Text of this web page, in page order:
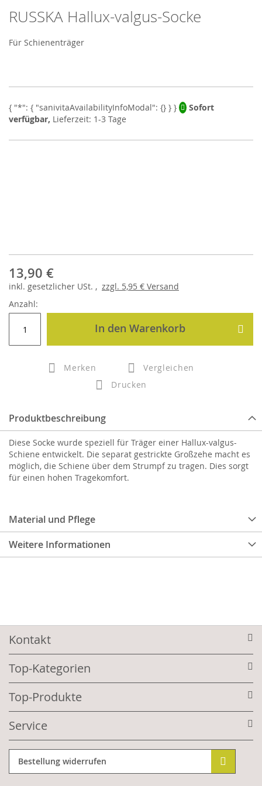
Skip
to
the
beginning
images
RUSSKA Hallux-valgus-Socke
Für Schienenträger
Sofort
verfügbar, Lieferzeit: 1-3 Tage
13,90 €
inkl. gesetzlicher USt. , zzgl. 5,95 € Versand
Anzahl:
In den Warenkorb
Merken
Vergleichen
Drucken
Produktbeschreibung
Material und Pflege
Weitere Informationen
Diese Socke wurde speziell für Träger einer Hallux-valgus-
Schiene entwickelt. Die separat gestrickte Großzehe macht es
möglich, die Schiene über dem Strumpf zu tragen. Dies sorgt
für einen hohen Tragekomfort.
Kontakt
Top-Kategorien
Top-Produkte
Service
Bestellung widerrufen